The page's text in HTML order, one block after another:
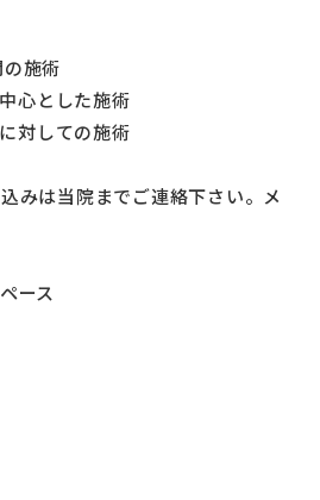
施術
心とした施術
対しての施術
みは当院までご連絡下さい。メ
ース